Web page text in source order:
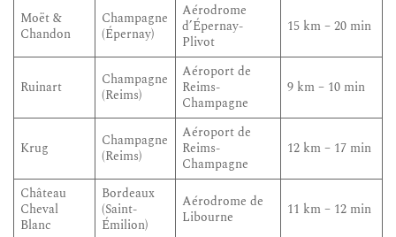
Moët &
Chandon
Champagne
(Épernay)
Aérodrome
d’Épernay-
Plivot
15 km – 20 min
Ruinart
Champagne
(Reims)
Aéroport de
Reims-
Champagne
9 km – 10 min
Krug
Champagne
(Reims)
Aéroport de
Reims-
Champagne
12 km – 17 min
Château
Cheval
Blanc
Bordeaux
(Saint-
Émilion)
Aérodrome de
Libourne
11 km – 12 min